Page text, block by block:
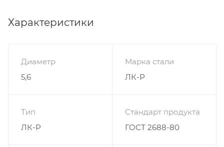
Характеристики
Диаметр
5,6
Марка стали
ЛК-Р
Тип
ЛК-Р
Стандарт продукта
ГОСТ 2688-80